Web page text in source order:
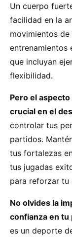
Un cuerpo
facilidad en la
movimientos de
entrenamientos
que incluyan
flexibilidad.
Pero el
crucial en el
controlar tus
partidos.
tus fortalezas
tus jugadas
para reforzar tu
No olvides la
confianza en tu
es un deporte